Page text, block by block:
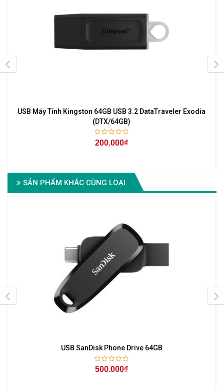
USB Máy Tính Kingston 64GB USB 3.2 DataTraveler Exodia
(DTX/64GB)
200.000₫
SẢN PHẨM KHÁC CÙNG LOẠI
USB SanDisk Phone Drive 64GB
500.000₫